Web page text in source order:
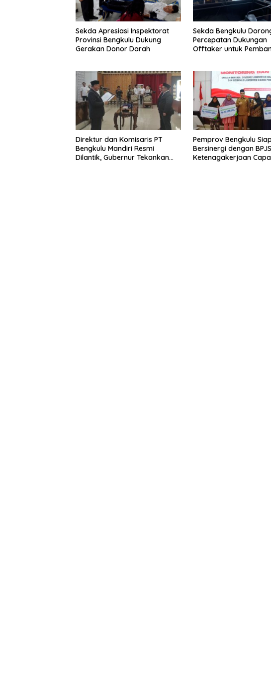
Sekda Apresiasi Inspektorat
Provinsi Bengkulu Dukung
Gerakan Donor Darah
Sekda Bengkulu
Percepatan Dukungan
Offtaker untuk
Direktur dan Komisaris PT
Bengkulu Mandiri Resmi
Dilantik, Gubernur Tekankan
Pemprov Bengkulu Siap
Bersinergi dengan BPJS
Ketenagakerjaan